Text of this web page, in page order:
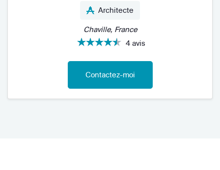
Architecte
Chaville, France
4 avis
Contactez-moi